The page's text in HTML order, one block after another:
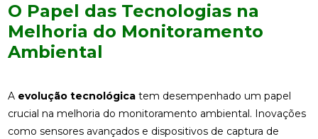
O Papel das Tecnologias na
Melhoria do Monitoramento
Ambiental
A evolução tecnológicatem desempenhado um papel
crucial na melhoria do monitoramento ambiental. Inovações
como sensores avançados e dispositivos de captura de